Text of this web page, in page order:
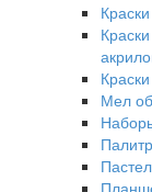
Мел